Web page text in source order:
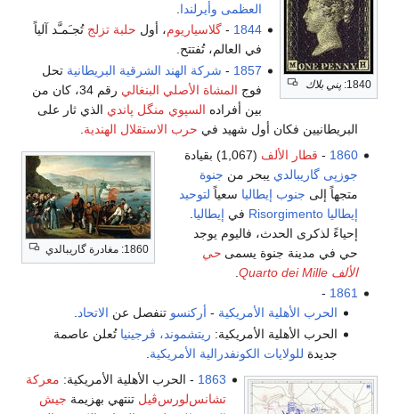
1840: پني بلاك
العظمى وأيرلندا
1844
- گلاسياريوم، أول حلبة تزلج تُجـَمـَّد آلياً
في العالم، تُفتتح.
1857
- شركة الهند الشرقية البريطانية تحل
فوج المشاة الأصلي البنغالي
رقم 34، كان من
بين أفراده السپوي منگل پاندي الذي ثار على
البريطانيين فكان أول شهيد في حرب الاستقلال الهندية
1860: مغادرة گاريبالدي
1860
- قطار الألف (1,067) بقيادة
جوزپى گاريبالدي يبحر من جنوة
متجهاً إلى جنوب إيطاليا سعياً لتوحيد
إيطاليا Risorgimento
في إيطاليا
إحياءً لذكرى الحدث، فاليوم يوجد
حي في مدينة جنوة يسمىحي
الألف Quarto dei Mille
1861
-
الحرب الأهلية الأمريكية - أركنسو تنفصل عن الاتحاد
الحرب الأهلية الأمريكية: ريتشموند، ڤرجينيا تُعلن عاصمة
جديدة للولايات الكونفدرالية الأمريكية
1863 - الحرب الأهلية الأمريكية: معركة
تشانس‌لورس‌ڤيل تنتهي بهزيمة جيش